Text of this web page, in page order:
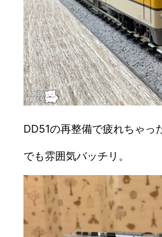
DD51の再整備で疲れちゃっ
でも雰囲気バッチリ。